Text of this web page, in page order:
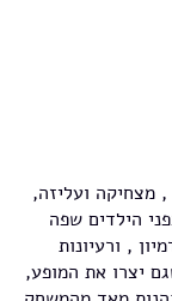
, מצחיקה ועליזה,
הילדים שפה
, ורעיונות
יצרו את המופע,